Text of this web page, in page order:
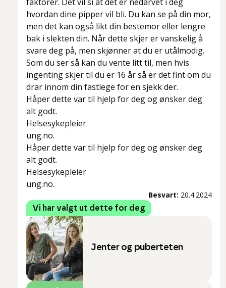
hvordan dine pipper vil bli. Du kan se på din mor,
men det kan også likt din bestemor eller lengre
bak i slekten din. Når dette skjer er vanskelig å
svare deg på, men skjønner at du er utålmodig.
Som du ser så kan du vente litt til, men hvis
ingenting skjer til du er 16 år så er det fint om du
drar innom din fastlege for en sjekk der.
Håper dette var til hjelp for deg og ønsker deg
alt godt.
Helsesykepleier
ung.no.
Håper dette var til hjelp for deg og ønsker deg
alt godt.
Helsesykepleier
ung.no.
Besvart: 20.4.2024
Vi har valgt ut dette for deg
Jenter og puberteten